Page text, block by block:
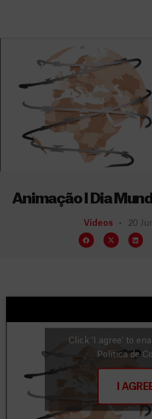
r
Animação l Dia
Vídeos 20
Click 'I agree' to
Política de
I
c
a
r